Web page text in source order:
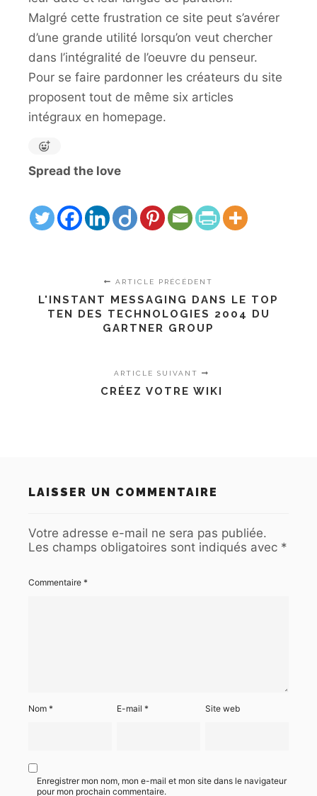
Malgré cette frustration ce site peut s’avérer
d’une grande utilité lorsqu’on veut chercher
dans l’intégralité de l’oeuvre du penseur.
Pour se faire pardonner les créateurs du site
proposent tout de même six articles
intégraux en homepage.
Spread the love
ARTICLE PRÉCÉDENT
L'INSTANT MESSAGING DANS LE TOP
TEN DES TECHNOLOGIES 2004 DU
GARTNER GROUP
ARTICLE SUIVANT
CRÉEZ VOTRE WIKI
LAISSER UN COMMENTAIRE
Votre adresse e-mail ne sera pas publiée.
Les champs obligatoires sont indiqués avec *
Commentaire *
Nom * E-mail* Site web
Enregistrer mon nom, mon e-mail et mon site dans le navigateur
pour mon prochain commentaire.